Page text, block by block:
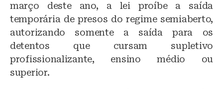
março deste ano, a lei proíbe a saída
temporária de presos do regime semiaberto,
autorizando somente a saída para os
detentos que cursam supletivo
profissionalizante, ensino médio ou
superior.